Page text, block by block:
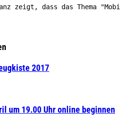
zeigt, dass das Thema
2017
um 19.00 Uhr online beginnen